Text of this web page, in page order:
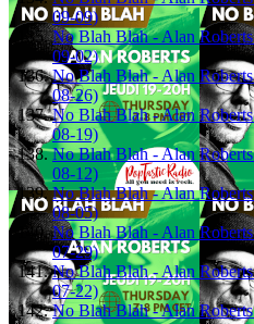
09-09)
No Blah Blah - Alan
09-02)
No Blah Blah - Alan
08-26)
No Blah Blah - Alan
08-19)
No Blah Blah - Alan
08-12)
No Blah Blah - Alan
08-05)
No Blah Blah - Alan
07-29)
No Blah Blah - Alan
07-22)
No Blah Blah - Alan